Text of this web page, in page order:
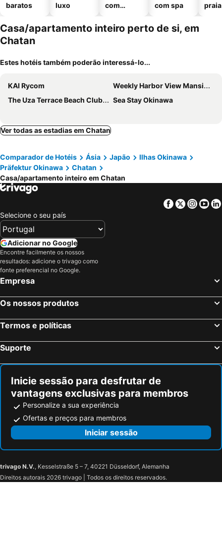
baratos
luxo
com
com spa
praia
Casa/apartamento inteiro perto de si, em
Chatan
Estes hotéis também poderão interessá-lo...
KAI Rycom
Weekly Harbor View Mansion Ginowan
The Uza Terrace Beach Club Villas
Sea Stay Okinawa
Ver todas as estadias em Chatan
Comparador de Hotéis Ásia Japão
Ilhas Okinawa
Präfektur Okinawa
Chatan
Casa/apartamento inteiro em Chatan
Facebook
Twitter
Selecione o seu país
Adicionar no Google
Encontre facilmente os nossos
resultados: adicione o trivago como
fonte preferencial no Google.
Empresa
Os nossos produtos
Termos e políticas
Suporte
Inicie sessão para desfrutar de
vantagens exclusivas para membros
Personalize a sua experiência
Ofertas e preços para membros
Iniciar sessão
trivago N.V., Kesselstraße 5 – 7, 40221 Düsseldorf, Alemanha
Direitos autorais 2026 trivago | Todos os direitos reservados.